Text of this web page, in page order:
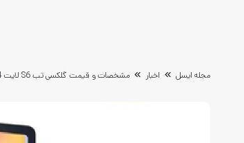
مجله ایسل اخبار مشخصات و قیمت گلکسی تب S6 لایت 2024 پیش از رونمایی فاش شد